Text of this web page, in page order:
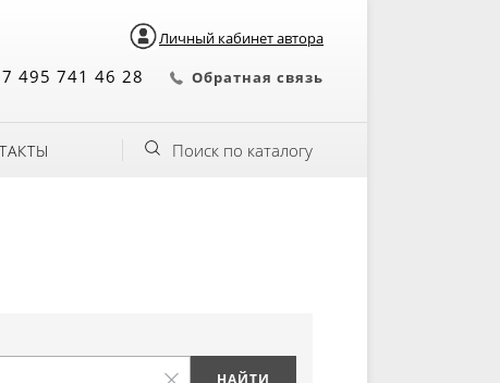
Личный кабинет автора
495 741 46 28 Обратная связь
Поиск по каталогу